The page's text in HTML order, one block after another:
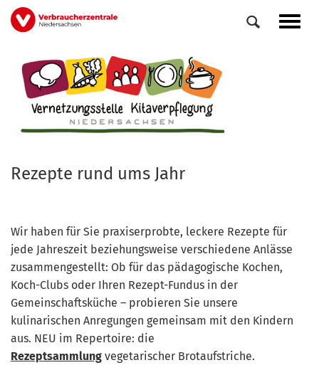
Direkt
zum
Rezepte rund ums Jahr
Wir haben für Sie praxiserprobte, leckere Rezepte für
jede Jahreszeit beziehungsweise verschiedene Anlässe
zusammengestellt: Ob für das pädagogische Kochen,
Koch-Clubs oder Ihren Rezept-Fundus in der
Gemeinschaftsküche – probieren Sie unsere
kulinarischen Anregungen gemeinsam mit den Kindern
aus. NEU im Repertoire: die
Rezeptsammlung vegetarischer Brotaufstriche.